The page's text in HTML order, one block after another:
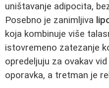
uništavanje adipocita,
Posebno je zanimljiva
koja kombinuje više
istovremeno zatezanje
opredeljuju za ovakav vid
oporavka, a tretman je